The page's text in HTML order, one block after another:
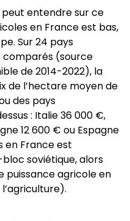
entendre sur ce
en France est bas,
Sur 24 pays
comparés (source
de 2014-2022), la
de l’hectare moyen de
des pays
: Italie 36 000 €,
12 600 € ou Espagne
en France est
soviétique, alors
puissance agricole en